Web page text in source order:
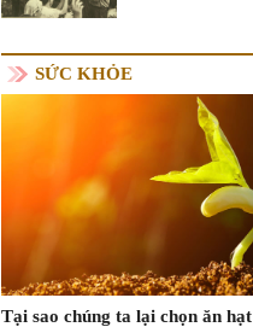
SỨC KHỎE
Tại sao chúng ta lại chọn ăn hạt